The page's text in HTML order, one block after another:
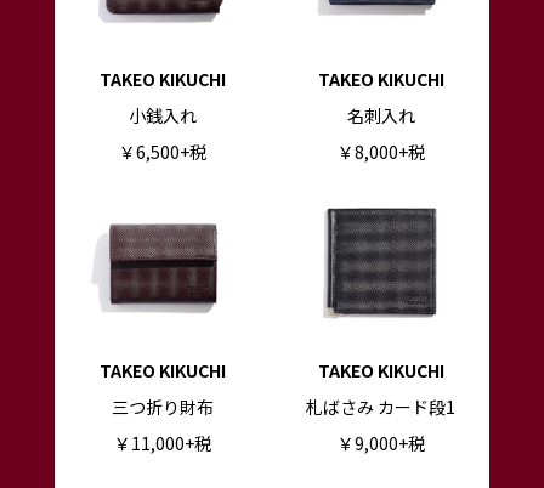
TAKEO KIKUCHI
小銭入れ
￥6,500+税
TAKEO KIKUCHI
名刺入れ
￥8,000+税
TAKEO KIKUCHI
三つ折り財布
￥11,000+税
TAKEO KIKUCHI
札ばさみ カード段1
￥9,000+税